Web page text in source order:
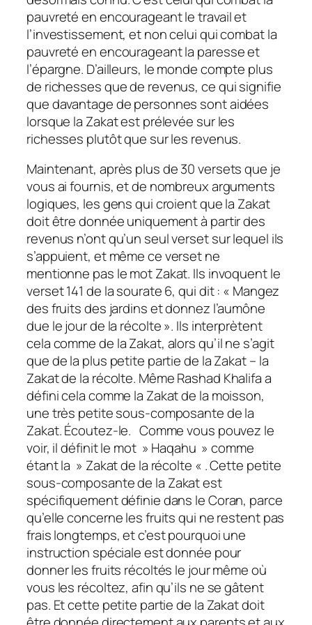
pauvreté en encourageant le travail et
l’investissement, et non celui qui combat la
pauvreté en encourageant la paresse et
l’épargne. D’ailleurs, le monde compte plus
de richesses que de revenus, ce qui signifie
que davantage de personnes sont aidées
lorsque la Zakat est prélevée sur les
richesses plutôt que sur les revenus.
Maintenant, après plus de 30 versets que je
vous ai fournis, et de nombreux arguments
logiques, les gens qui croient que la Zakat
doit être donnée uniquement à partir des
revenus n’ont qu’un seul verset sur lequel ils
s’appuient, et même ce verset ne
mentionne pas le mot Zakat. Ils invoquent le
verset 141 de la sourate 6, qui dit : « Mangez
des fruits des jardins et donnez l’aumône
due le jour de la récolte ». Ils interprètent
cela comme de la Zakat, alors qu’il ne s’agit
que de la plus petite partie de la Zakat – la
Zakat de la récolte. Même Rashad Khalifa a
défini cela comme la Zakat de la moisson,
une très petite sous-composante de la
Zakat. Écoutez-le. Comme vous pouvez le
voir, il définit le mot » Haqahu » comme
étant la » Zakat de la récolte « . Cette petite
sous-composante de la Zakat est
spécifiquement définie dans le Coran, parce
qu’elle concerne les fruits qui ne restent pas
frais longtemps, et c’est pourquoi une
instruction spéciale est donnée pour
donner les fruits récoltés le jour même où
vous les récoltez, afin qu’ils ne se gâtent
pas. Et cette petite partie de la Zakat doit